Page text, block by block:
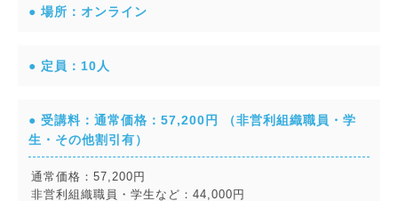
● 場所：オンライン
● 定員：10人
● 受講料：通常価格：57,200円 （非営利組織職員・学
生・その他割引有）
通常価格：57,200円
非営利組織職員・学生など：44,000円